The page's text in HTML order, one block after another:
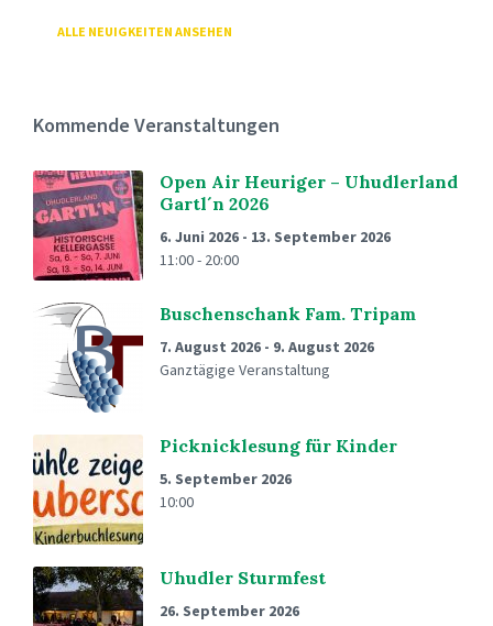
ALLE NEUIGKEITEN ANSEHEN
Kommende Veranstaltungen
Open Air Heuriger – Uhudlerland
Gartl´n 2026
6. Juni 2026 - 13. September 2026
11:00 - 20:00
Buschenschank Fam. Tripam
7. August 2026 - 9. August 2026
Ganztägige Veranstaltung
Picknicklesung für Kinder
5. September 2026
10:00
Uhudler Sturmfest
26. September 2026